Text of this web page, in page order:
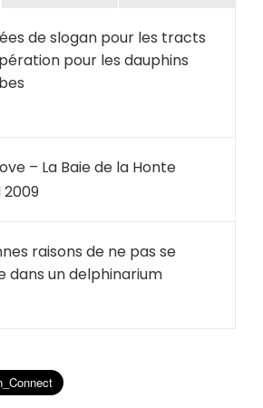
de slogan pour les tracts
pour les dauphins
– La Baie de la Honte
2009
raisons de ne pas se
dans un delphinarium